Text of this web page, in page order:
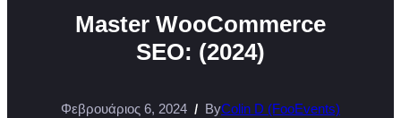
Master WooCommerce
SEO: (2024)
Φεβρουάριος 6, 2024 ByColin D (FooEvents)